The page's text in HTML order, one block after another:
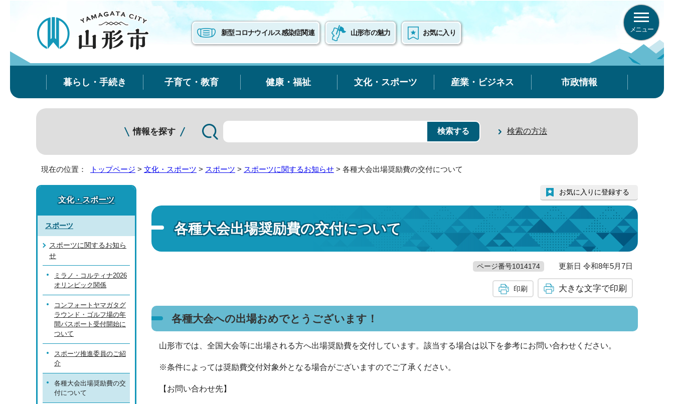
新型コロナウイルス感染症関連 山形市の魅力 お気に入り メニュー
暮らし・手続き 子育て・教育 健康・福祉 文化・スポーツ 産業・ビジネス 市政情報
情報を探す 検索の方法
現在の位置： トップページ > 文化・スポーツ > スポーツ > スポーツに関するお知らせ > 各種大会出場奨励費の交付について
各種大会出場奨励費の交付について
お気に入りに登録する
ページ番号1014174 更新日 令和8年5月7日
印刷 大きな文字で印刷
各種大会への出場おめでとうございます！
山形市では、全国大会等に出場される方へ出場奨励費を交付しています。該当する場合は以下を参考にお問い合わせください。
※条件によっては奨励費交付対象外となる場合がございますのでご了承ください。
【お問い合わせ先】
文化・スポーツ
スポーツ
スポーツに関するお知ら
せ
ミラノ・コルティナ2026
オリンピック関係
コンフォートヤマガタグ
ラウンド・ゴルフ場の年
間パスポート受付開始に
ついて
スポーツ推進委員のご紹
介
各種大会出場奨励費の交
付について